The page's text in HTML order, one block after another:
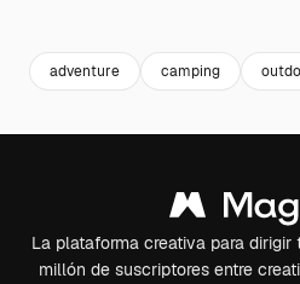
adventure camping
La plataforma creativa para
millón de suscriptores entre